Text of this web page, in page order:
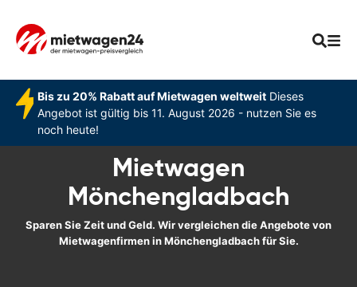
Bis zu 20% Rabatt auf Mietwagen weltweitDieses
Angebot ist gültig bis 11. August 2026 - nutzen Sie es
noch heute!
Mietwagen
Mönchengladbach
Sparen Sie Zeit und Geld. Wir vergleichen die Angebote von
Mietwagenfirmen in Mönchengladbach für Sie.